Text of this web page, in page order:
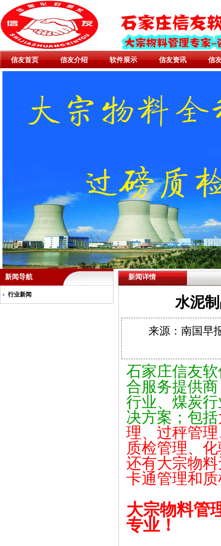
信友首页 信友介绍 软件展示 信友资讯 信
新闻导航
行业新闻
新闻详情
水泥
来源：南国
石家庄信友
合服务提供
行业、煤炭
决方案；包括
理、过秤管
质检管理、
还有大宗物
卡通管理和
大宗物料管
专业！